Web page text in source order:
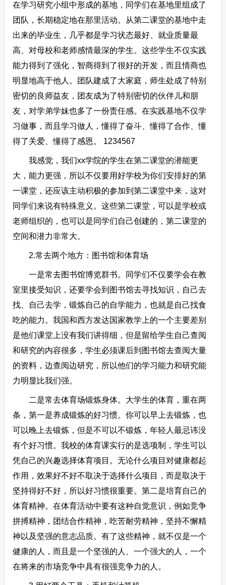
在学习研究小组中形成的基地，同学们在基地里组成了
团队，长期稳定地在那里活动。从第二课堂的基地中走
出来的毕业生，几乎都是学习状态最好、就业质量最
高、对母校和老师感情最深的学生。这些学生不仅实践
能力得到了强化，智商得到了很好的开发，而且情商也
明显地高于他人。团队建成了大家庭，师生处成了特别
密切的良师益友，团友成为了特别密切的伙伴儿和朋
友，对学弟学妹也多了一份责任感。在实践基地不仅学
习做事，而且学习做人，懂得了奋斗、懂得了合作、懂
得了关爱、懂得了感恩。 1234567
我感觉，我们xx学院的学生在第二课堂的潜能更
大，能力更强，所以不仅要用好学校为你们安排好的第
一课堂，还应该主动积极的参加到第二课堂中来，这对
同学们来说有特殊意义。这些第二课堂，可以是学校或
老师组织的，也可以是同学们自己创建的，第二课堂的
空间和潜力非常大。
2.常去两个地方：图书馆和体育场
一是常去图书馆博览群书。同学们不仅要学会在教
室里接受知识，还要学会到图书馆去寻找知识，自己去
找、自己去学，锻炼自己的自学能力，也就是自己找食
吃的能力。我国和西方发达国家教学上的一个主要差别
是他们课堂上没有我们讲得细，但是留给学生自己查阅
和研究的内容很多，学生必须课后到图书馆去查阅大量
的资料，边查阅边研究，所以他们的学习能力和研究能
力明显比我们强。
二是常去体育场锻炼身体。大学生的体育，重在两
条，第一是养成锻炼的好习惯。你可以早上去锻炼，也
可以晚上去锻炼，但是不可以不锻炼，年轻人最忌讳没
有个好习惯。我校的体育课实行的是选项制，学生可以
凭自己的兴趣选择体育项目。无论什么项目对健康都起
作用，效果好不好不取决于选择什么项目，而是取决于
坚持得好不好，所以好习惯很重要。第二是培育自己的
体育精神。在体育活动中要有这种自觉意识，例如竞争
拼搏精神，团结合作精神，吃苦耐劳精神，坚持不懈精
神以及坚强的意志品质。有了这些精神，就不仅是一个
健康的人，而且是一个坚强的人、一个强大的人，一个
在将来的市场竞争中具有很强竞争力的人。